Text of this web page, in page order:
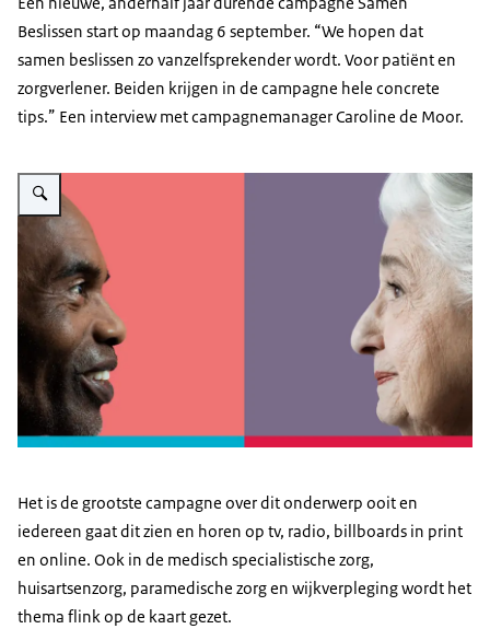
Beslissen start op maandag 6 september. “We hopen dat
samen beslissen zo vanzelfsprekender wordt. Voor patiënt en
zorgverlener. Beiden krijgen in de campagne hele concrete
tips.” Een interview met campagnemanager Caroline de Moor.
Vergroot afbeelding Campagnebeeld Samen Beslissen, twee gezichten
Het is de grootste campagne over dit onderwerp ooit en
iedereen gaat dit zien en horen op tv, radio, billboards in print
en online. Ook in de medisch specialistische zorg,
huisartsenzorg, paramedische zorg en wijkverpleging wordt het
thema flink op de kaart gezet.